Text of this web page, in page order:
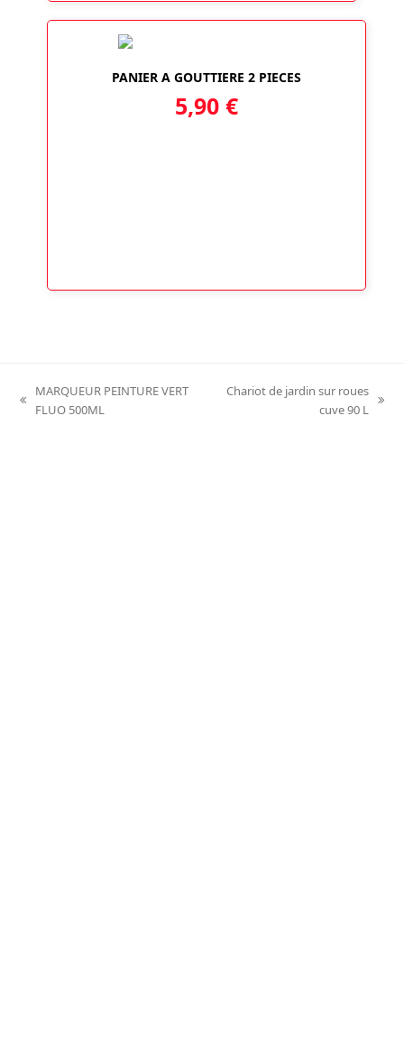
PANIER A GOUTTIERE 2 PIECES
5,90 €
previous
MARQUEUR PEINTURE VERT
FLUO 500ML
Chariot de jardin sur roues
cuve 90 L